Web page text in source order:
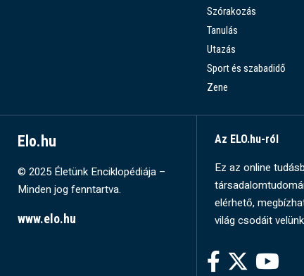
Szórakozás
Tanulás
Utazás
Sport és szabadidő
Zene
Elo.hu
© 2025 Életünk Enciklopédiája –
Minden jog fenntartva.
www.elo.hu
Az ELO.hu-ról
Ez az online
elérhető,
világ csodáit